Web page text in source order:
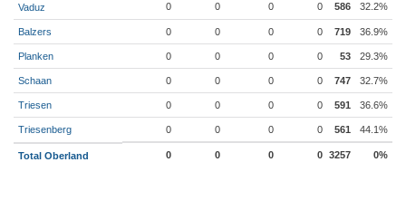
Vaduz 0 0 0 0 586 32.2%
Balzers 0 0 0 0 719 36.9%
Planken 0 0 0 0 53 29.3%
Schaan 0 0 0 0 747 32.7%
Triesen 0 0 0 0 591 36.6%
Triesenberg 0 0 0 0 561 44.1%
Total Oberland 0 0 0 0 3257 0%